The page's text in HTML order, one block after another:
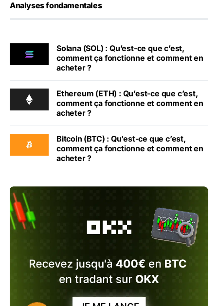
Analyses fondamentales
Solana (SOL) : Qu’est-ce que c’est,
comment ça fonctionne et comment en
acheter ?
Ethereum (ETH) : Qu’est-ce que c’est,
comment ça fonctionne et comment en
acheter ?
Bitcoin (BTC) : Qu’est-ce que c’est,
comment ça fonctionne et comment en
acheter ?